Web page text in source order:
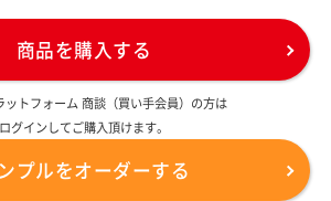
商品を購入する
トフォーム 商談（買い手会員）の方は
ログインしてご購入頂けます。
プルをオーダーする